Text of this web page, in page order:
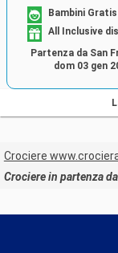
Bambini Gratis
All Inclusive
Partenza da San
dom 03 gen
Crociere
Crociere in partenza